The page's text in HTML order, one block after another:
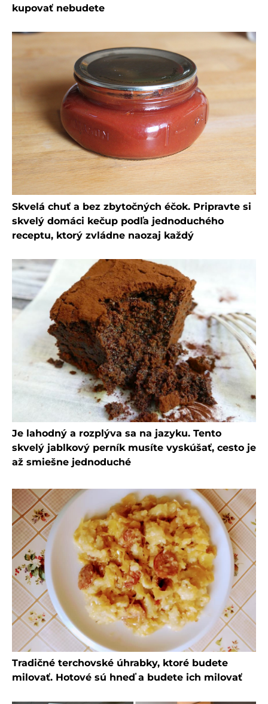
kupovať nebudete
Skvelá chuť a bez zbytočných éčok. Pripravte si
skvelý domáci kečup podľa jednoduchého
receptu, ktorý zvládne naozaj každý
Je lahodný a rozplýva sa na jazyku. Tento
skvelý jablkový perník musíte vyskúšať, cesto je
až smiešne jednoduché
Tradičné terchovské úhrabky, ktoré budete
milovať. Hotové sú hneď a budete ich milovať